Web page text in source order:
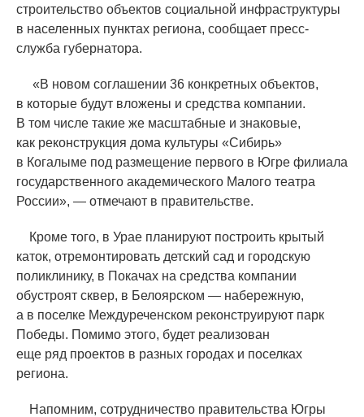
строительство объектов социальной инфраструктуры
в населенных пунктах региона, сообщает пресс-
служба губернатора.
«В новом соглашении 36 конкретных объектов,
в которые будут вложены и средства компании.
В том числе такие же масштабные и знаковые,
как реконструкция дома культуры «Сибирь»
в Когалыме под размещение первого в Югре филиала
государственного академического Малого театра
России», — отмечают в правительстве.
Кроме того, в Урае планируют построить крытый
каток, отремонтировать детский сад и городскую
поликлинику, в Покачах на средства компании
обустроят сквер, в Белоярском — набережную,
а в поселке Междуреченском реконструируют парк
Победы. Помимо этого, будет реализован
еще ряд проектов в разных городах и поселках
региона.
Напомним, сотрудничество правительства Югры